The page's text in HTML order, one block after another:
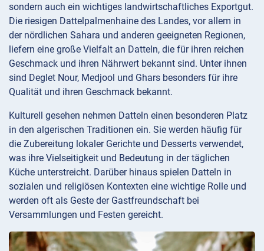
sondern auch ein wichtiges landwirtschaftliches Exportgut.
Die riesigen Dattelpalmenhaine des Landes, vor allem in
der nördlichen Sahara und anderen geeigneten Regionen,
liefern eine große Vielfalt an Datteln, die für ihren reichen
Geschmack und ihren Nährwert bekannt sind. Unter ihnen
sind Deglet Nour, Medjool und Ghars besonders für ihre
Qualität und ihren Geschmack bekannt.
Kulturell gesehen nehmen Datteln einen besonderen Platz
in den algerischen Traditionen ein. Sie werden häufig für
die Zubereitung lokaler Gerichte und Desserts verwendet,
was ihre Vielseitigkeit und Bedeutung in der täglichen
Küche unterstreicht. Darüber hinaus spielen Datteln in
sozialen und religiösen Kontexten eine wichtige Rolle und
werden oft als Geste der Gastfreundschaft bei
Versammlungen und Festen gereicht.